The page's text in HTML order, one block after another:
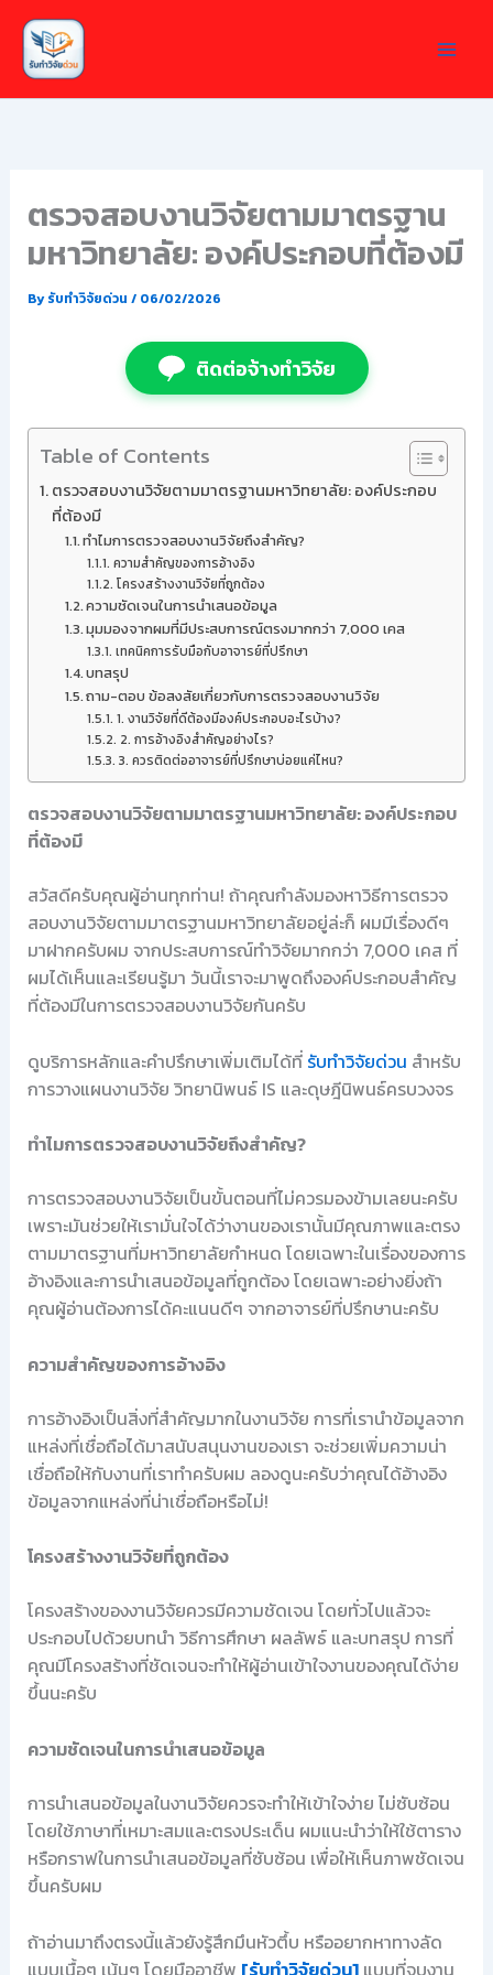
Skip
content
ตรวจสอบงานวิจัยตามมาตรฐาน
มหาวิทยาลัย: องค์ประกอบที่ต้องมี
Byรับทำวิจัยด่วน / 06/02/2026
ติดต่อจ้างทำวิจัย
Table of Contents
ตรวจสอบงานวิจัยตามมาตรฐานมหาวิทยาลัย: องค์ประกอบ
ที่ต้องมี
ทำไมการตรวจสอบงานวิจัยถึงสำคัญ?
ความสำคัญของการอ้างอิง
โครงสร้างงานวิจัยที่ถูกต้อง
ความชัดเจนในการนำเสนอข้อมูล
มุมมองจากผมที่มีประสบการณ์ตรงมากกว่า 7,000 เคส
เทคนิคการรับมือกับอาจารย์ที่ปรึกษา
บทสรุป
ถาม-ตอบ ข้อสงสัยเกี่ยวกับการตรวจสอบงานวิจัย
1. งานวิจัยที่ดีต้องมีองค์ประกอบอะไรบ้าง?
2. การอ้างอิงสำคัญอย่างไร?
3. ควรติดต่ออาจารย์ที่ปรึกษาบ่อยแค่ไหน?
ตรวจสอบงานวิจัยตามมาตรฐานมหาวิทยาลัย: องค์ประกอบ
ที่ต้องมี
สวัสดีครับคุณผู้อ่านทุกท่าน! ถ้าคุณกำลังมองหาวิธีการตรวจ
สอบงานวิจัยตามมาตรฐานมหาวิทยาลัยอยู่ล่ะก็ ผมมีเรื่องดีๆ
มาฝากครับผม จากประสบการณ์ทำวิจัยมากกว่า 7,000 เคส ที่
ผมได้เห็นและเรียนรู้มา วันนี้เราจะมาพูดถึงองค์ประกอบสำคัญ
ที่ต้องมีในการตรวจสอบงานวิจัยกันครับ
ดูบริการหลักและคำปรึกษาเพิ่มเติมได้ที่ รับทำวิจัยด่วน สำหรับ
การวางแผนงานวิจัย วิทยานิพนธ์ IS และดุษฎีนิพนธ์ครบวงจร
ทำไมการตรวจสอบงานวิจัยถึงสำคัญ?
การตรวจสอบงานวิจัยเป็นขั้นตอนที่ไม่ควรมองข้ามเลยนะครับ
เพราะมันช่วยให้เรามั่นใจได้ว่างานของเรานั้นมีคุณภาพและตรง
ตามมาตรฐานที่มหาวิทยาลัยกำหนด โดยเฉพาะในเรื่องของการ
อ้างอิงและการนำเสนอข้อมูลที่ถูกต้อง โดยเฉพาะอย่างยิ่งถ้า
คุณผู้อ่านต้องการได้คะแนนดีๆ จากอาจารย์ที่ปรึกษานะครับ
ความสำคัญของการอ้างอิง
การอ้างอิงเป็นสิ่งที่สำคัญมากในงานวิจัย การที่เรานำข้อมูลจาก
แหล่งที่เชื่อถือได้มาสนับสนุนงานของเรา จะช่วยเพิ่มความน่า
เชื่อถือให้กับงานที่เราทำครับผม ลองดูนะครับว่าคุณได้อ้างอิง
ข้อมูลจากแหล่งที่น่าเชื่อถือหรือไม่!
โครงสร้างงานวิจัยที่ถูกต้อง
โครงสร้างของงานวิจัยควรมีความชัดเจน โดยทั่วไปแล้วจะ
ประกอบไปด้วยบทนำ วิธีการศึกษา ผลลัพธ์ และบทสรุป การที่
คุณมีโครงสร้างที่ชัดเจนจะทำให้ผู้อ่านเข้าใจงานของคุณได้ง่าย
ขึ้นนะครับ
ความชัดเจนในการนำเสนอข้อมูล
การนำเสนอข้อมูลในงานวิจัยควรจะทำให้เข้าใจง่าย ไม่ซับซ้อน
โดยใช้ภาษาที่เหมาะสมและตรงประเด็น ผมแนะนำว่าให้ใช้ตาราง
หรือกราฟในการนำเสนอข้อมูลที่ซับซ้อน เพื่อให้เห็นภาพชัดเจน
ขึ้นครับผม
ถ้าอ่านมาถึงตรงนี้แล้วยังรู้สึกมึนหัวตึ้บ หรืออยากหาทางลัด
แบบเนื้อๆ เน้นๆ โดยมืออาชีพ [รับทำวิจัยด่วน]แบบที่จบงาน